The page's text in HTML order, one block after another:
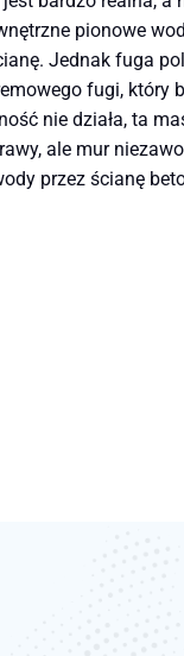
pionowe
Jednak fuga
fugi, który
nie działa, ta
ale mur
przez ścianę